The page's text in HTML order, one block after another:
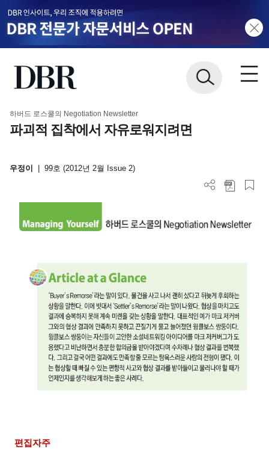
하버드 로스쿨의 Negotiation Newsletter
파괴적 집착에서 자유로워지려면
우정이 99호 (2012년 2월 Issue 2)
편집자주